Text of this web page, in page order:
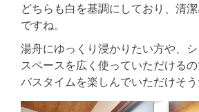
どちらも白を基調にしており、清
ですね。
湯舟にゆっくり浸かりたい方や、
スペースを広く使っていただける
バスタイムを楽しんでいただけそう